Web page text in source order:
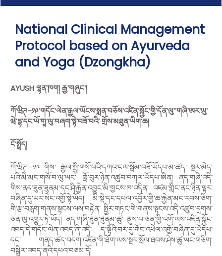
National Clinical Management
Protocol based on Ayurveda
and Yoga (Dzongkha)
AYUSHལྷན་ཁག། རྒྱ་གཞུང་།
ཀོ་ཝིཊ-༡༩་གདོང་ལེན་རྒྱལ་ཡོངས་སྨན་བཅོས་འཛིན་སྐྱོང་གྱི་དོན་ལུ་་གཞི་ཨར་ཡུ་
ཝེ་དྷ་དང་ཡོ་གཱ་ལུ་བཞག་སྟེ་བཟོ་བའི་ གྲོས་མཐུན་ཡིག་ཆ།
ངོ་སྤྲོད།
ཀོ་ཝིཊ་-༡༩ གིས་ རྒྱལ་སྤྱི་གསོ་བའི་དཀའ་ངལ་སྦོམ་བཟོ་ཡོདཔ་མ་ཚད་ སྔར་མེད་
པའི་མི་མང་གསོ་བ་ལུ་ཡང་ གློ་བུར་ཉེན་འཚུབ་བཀལ་ཡོདཔ་ཨིན། ནད་གཞི་འདི་
གིས་ནད་ཟུན་ཟུནམ་དང་ཤི་རྐྱེན་འབྱུང་མི་གྱངས་ཁ་འདིན་ འཛམ་གླིང་ནང་ཉིན་ལྟར་
བཞིན་དུ་ཡར་སེང་འགྱོ་སྟེ་ཡོད། མི་སྡེ་དང་དཔལ་འབྱོར་གྱི་ཆ་རྐྱེན་མང་རབས་ཅིག་
གི་རྩ་བརླག་གནས་སྟངས་ལས་བརྟེན་ སྤྱིར་གཏང་གི་གནས་སྟངས་འདི་འཚུབ་དྲགས་
ཅན་ལུ་འགྱུར་ཏེ་ཡོད། ནད་གཞི་ཟུན་ཟུནམ་ཚུ་ ནུས་པ་ཅན་གྱི་འགོ་ལས་འཛིན་སྐྱོང་
འབད་དེ་གདོང་ལེན་འབད་ནི་འདི་ ད་ལྟོའི་བར་དུ་གོང་འཕེལ་འགྱོ་བཞིན་དུ་ཡོདཔ་
དང་ གནད་ཚད་བདག་འཛིན་གི་ཐོག་ལས་སྔར་སྲོལ་ཐབས་ཤེས་ཚུ་ཡང་གཅིག་
བསྒྲིལ་འབད་ནའི་དཔའ་བཅམ་དོ།